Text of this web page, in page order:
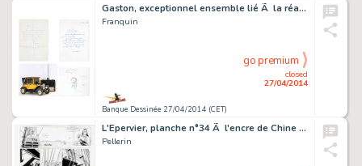
Gaston, exceptionnel ensemble lié Ã la réalisat…
Franquin
Banque Dessinée 27/04/2014 (CET)
closed
27/04/2014
go premium
L'Epervier, planche n°34 Ã l'encre de Chine de l…
Pellerin